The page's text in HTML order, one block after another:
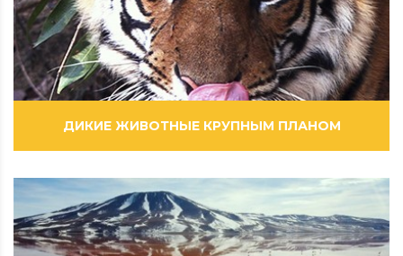
ВИДЕОРОЛИКИ
ФИЛЬМЫ
ФОТОРЕПОРТАЖИ
ДИКИЕ ЖИВОТНЫЕ КРУПНЫМ ПЛАНОМ
ВИДЕОРОЛИКИ